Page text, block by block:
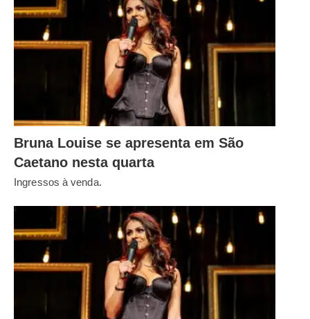
Bruna Louise se apresenta em São
Caetano nesta quarta
Ingressos à venda.